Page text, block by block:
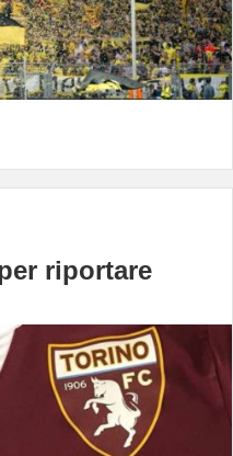
riportare